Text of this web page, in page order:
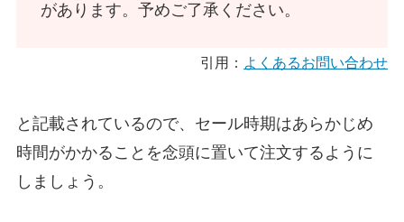
があります。予めご了承ください。
引用： よくあるお問い合わせ
と記載されているので、セール時期はあらかじめ
時間がかかることを念頭に置いて注文するように
しましょう。